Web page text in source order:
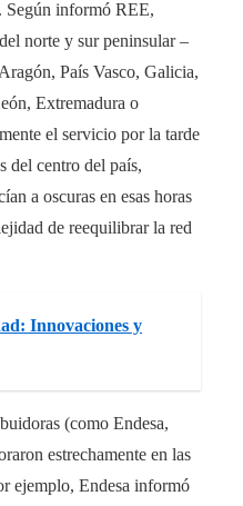
Según informó REE,
norte y sur peninsular –
País Vasco, Galicia,
Extremadura o
el servicio por la tarde​
del centro del país,
a oscuras en esas horas
de reequilibrar la red
Innovaciones y
(como Endesa,
estrechamente en las
ejemplo, Endesa informó